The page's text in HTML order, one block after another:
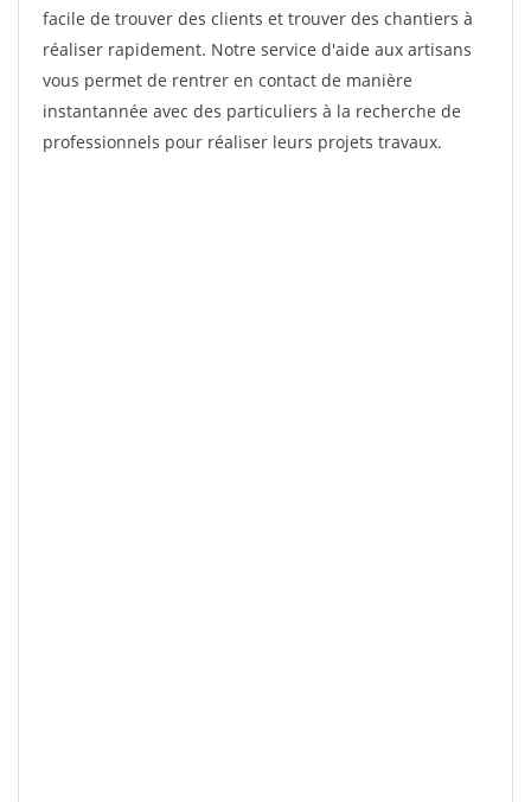
facile de trouver des clients et trouver des chantiers à
réaliser rapidement. Notre service d'aide aux artisans
vous permet de rentrer en contact de manière
instantannée avec des particuliers à la recherche de
professionnels pour réaliser leurs projets travaux.